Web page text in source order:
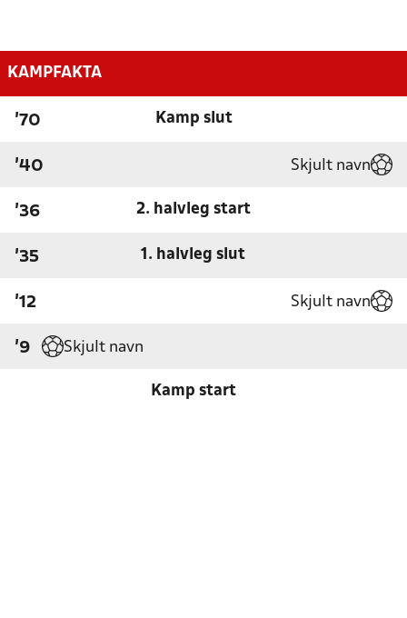
KAMPFAKTA
'70 Kamp slut
'40 Skjult navn
'36 2. halvleg start
'35 1. halvleg slut
'12 Skjult navn
'9 Skjult navn
Kamp start